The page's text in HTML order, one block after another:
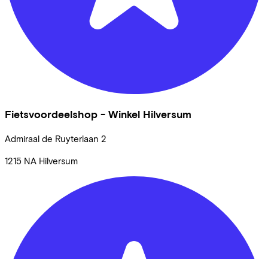
Fietsvoordeelshop - Winkel Hilversum
Admiraal de Ruyterlaan 2
1215 NA Hilversum